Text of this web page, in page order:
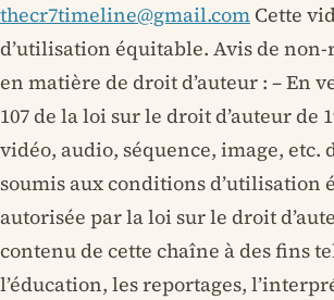
thecr7timeline@gmail.com Cette
d’utilisation équitable. Avis de
en matière de droit d’auteur : – En
107 de la loi sur le droit d’auteur de
vidéo, audio, séquence, image, etc.
soumis aux conditions d’utilisation
autorisée par la loi sur le droit
contenu de cette chaîne à des fins
l’éducation, les reportages,